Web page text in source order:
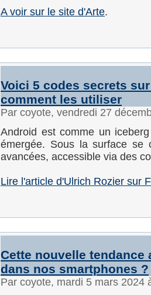
A voir sur le site d'Arte.
Voici 5 codes secrets
comment les utiliser
Par coyote, vendredi 27
Android est comme un
émergée. Sous la surface se
avancées, accessible via des
Lire l'article d'Ulrich Rozier sur
Cette nouvelle
dans nos smartphones ?
Par coyote, mardi 5 mars 2024